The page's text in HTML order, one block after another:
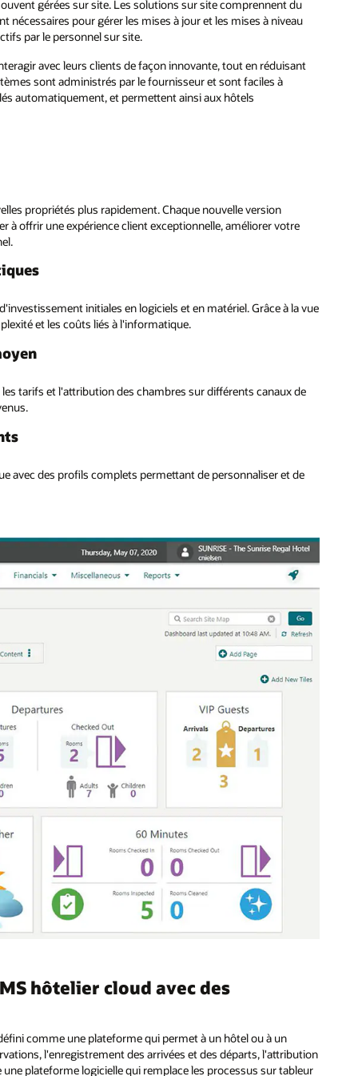
gérées sur site. Les solutions sur site comprennent du
nécessaires pour gérer les mises à jour et les mises à niveau
par le personnel sur site.
avec leurs clients de façon innovante, tout en réduisant
sont administrés par le fournisseur et sont faciles à
automatiquement, et permettent ainsi aux hôtels
propriétés plus rapidement. Chaque nouvelle version
offrir une expérience client exceptionnelle, améliorer votre
initiales en logiciels et en matériel. Grâce à la vue
et les coûts liés à l'informatique.
tarifs et l'attribution des chambres sur différents canaux de
avec des profils complets permettant de personnaliser et de
hôtelier cloud avec des
comme une plateforme qui permet à un hôtel ou à un
l'enregistrement des arrivées et des départs, l'attribution
plateforme logicielle qui remplace les processus sur tableur